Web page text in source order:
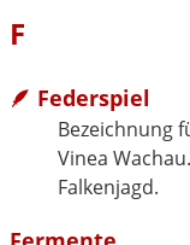
F
🪶 Federspiel
Bezeichnung
Vinea
Falkenjagd.